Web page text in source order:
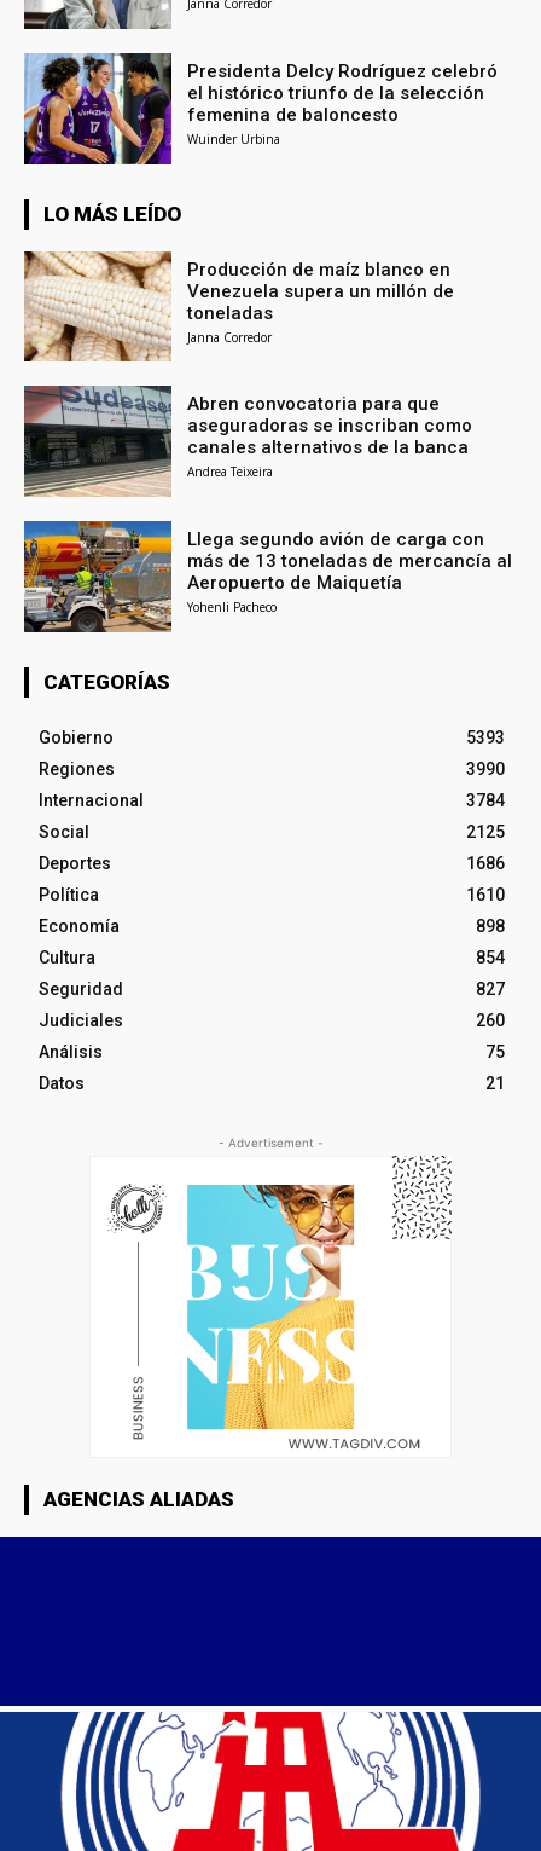
Janna Corredor
Presidenta Delcy Rodríguez celebró
el histórico triunfo de la selección
femenina de baloncesto
Wuinder Urbina
LO MÁS LEÍDO
Producción de maíz blanco en
Venezuela supera un millón de
toneladas
Janna Corredor
Abren convocatoria para que
aseguradoras se inscriban como
canales alternativos de la banca
Andrea Teixeira
Llega segundo avión de carga con
más de 13 toneladas de mercancía al
Aeropuerto de Maiquetía
Yohenli Pacheco
CATEGORÍAS
Gobierno
5393
Regiones
3990
Internacional
3784
Social
2125
Deportes
1686
Política
1610
Economía
898
Cultura
854
Seguridad
827
Judiciales
260
Análisis
75
Datos
21
- Advertisement -
AGENCIAS ALIADAS